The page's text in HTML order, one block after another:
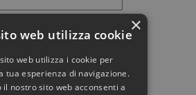
Icy Colours Schneider –
Icy Colours Schneider – blu
×
web utilizza cookie
web utilizza i cookie per
tua esperienza di navigazione.
il nostro sito web acconsenti a